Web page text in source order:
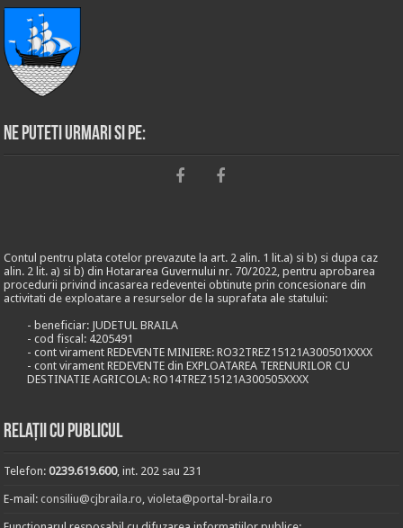
Ne puteti urmari si pe:
Contul pentru plata cotelor prevazute la art. 2 alin. 1 lit.a) si b) si dupa caz
alin. 2 lit. a) si b) din Hotararea Guvernului nr. 70/2022, pentru aprobarea
procedurii privind incasarea redeventei obtinute prin concesionare din
activitati de exploatare a resurselor de la suprafata ale statului:
- beneficiar: JUDETUL BRAILA
- cod fiscal: 4205491
- cont virament REDEVENTE MINIERE: RO32TREZ15121A300501XXXX
- cont virament REDEVENTE din EXPLOATAREA TERENURILOR CU
DESTINATIE AGRICOLA: RO14TREZ15121A300505XXXX
Relații cu publicul
Telefon:0239.619.600, int. 202 sau 231
E-mail:consiliu@cjbraila.ro,violeta@portal-braila.ro